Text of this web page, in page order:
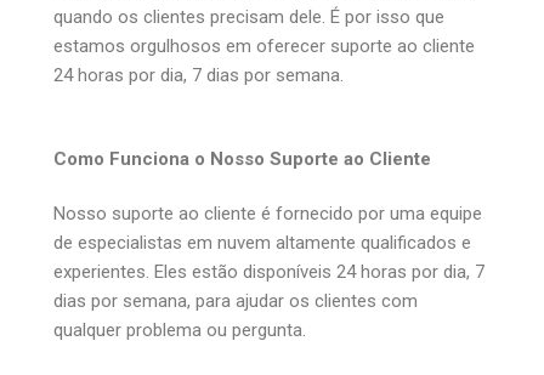
quando os clientes precisam dele. É por isso que
estamos orgulhosos em oferecer suporte ao cliente
24 horas por dia, 7 dias por semana.
Como Funciona o Nosso Suporte ao Cliente
Nosso suporte ao cliente é fornecido por uma equipe
de especialistas em nuvem altamente qualificados e
experientes. Eles estão disponíveis 24 horas por dia, 7
dias por semana, para ajudar os clientes com
qualquer problema ou pergunta.